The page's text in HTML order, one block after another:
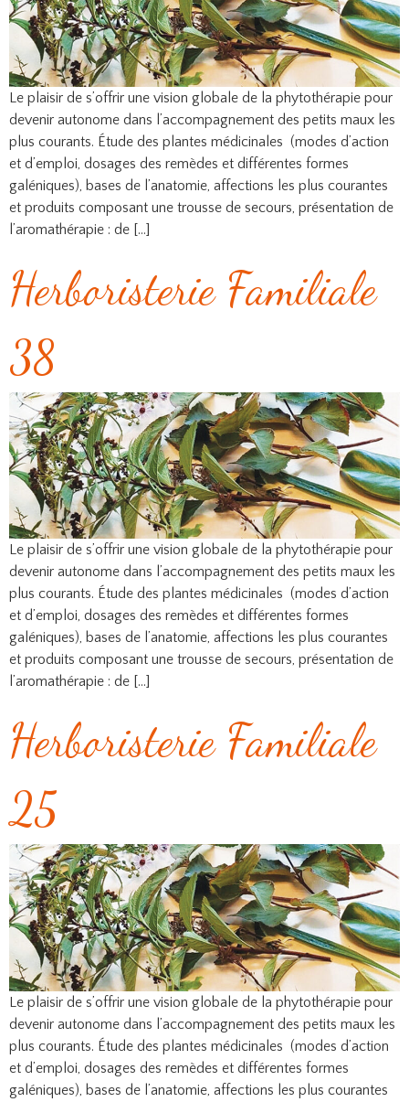
Le plaisir de s’offrir une vision globale de la phytothérapie pour
devenir autonome dans l’accompagnement des petits maux les
plus courants. Étude des plantes médicinales (modes d’action
et d’emploi, dosages des remèdes et différentes formes
galéniques), bases de l’anatomie, affections les plus courantes
et produits composant une trousse de secours, présentation de
l’aromathérapie : de […]
Herboristerie Familiale
38
Le plaisir de s’offrir une vision globale de la phytothérapie pour
devenir autonome dans l’accompagnement des petits maux les
plus courants. Étude des plantes médicinales (modes d’action
et d’emploi, dosages des remèdes et différentes formes
galéniques), bases de l’anatomie, affections les plus courantes
et produits composant une trousse de secours, présentation de
l’aromathérapie : de […]
Herboristerie Familiale
25
Le plaisir de s’offrir une vision globale de la phytothérapie pour
devenir autonome dans l’accompagnement des petits maux les
plus courants. Étude des plantes médicinales (modes d’action
et d’emploi, dosages des remèdes et différentes formes
galéniques), bases de l’anatomie, affections les plus courantes